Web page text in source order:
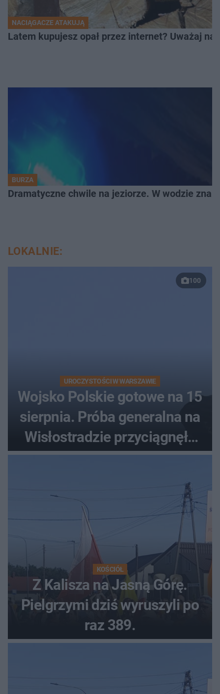
NACIĄGACZE ATAKUJĄ
Latem kupujesz opał przez internet? Uważaj na
BURZA
Dramatyczne chwile na jeziorze. W wodzie
LOKALNIE:
100
UROCZYSTOŚCI W WARSZAWIE
Wojsko Polskie gotowe na 15
sierpnia. Próba generalna na
Wisłostradzie przyciągnęła
tłumy
KOŚCIÓŁ
Z Kalisza na Jasną Górę.
Pielgrzymi dziś wyruszyli po
raz 389.